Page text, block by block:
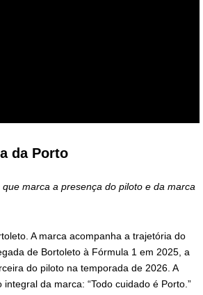
da Porto
marca a presença do piloto e da marca
A marca acompanha a trajetória do
de Bortoleto à Fórmula 1 em 2025, a
do piloto na temporada de 2026. A
da marca: “Todo cuidado é Porto.”